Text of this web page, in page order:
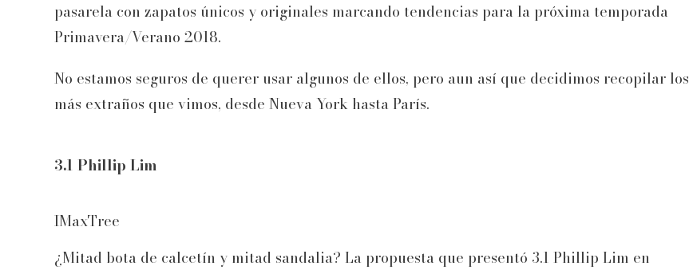
pasarela con zapatos únicos y originales marcando tendencias para la próxima temporada
Primavera/Verano 2018.
No estamos seguros de querer usar algunos de ellos, pero aun así que decidimos recopilar los
más extraños que vimos, desde Nueva York hasta París.
3.1 Phillip Lim
IMaxTree
¿Mitad bota de calcetín y mitad sandalia? La propuesta que presentó 3.1 Phillip Lim en